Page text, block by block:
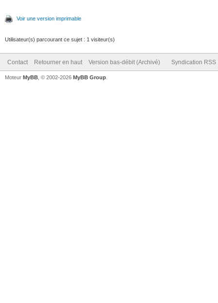
Voir une version imprimable
Utilisateur(s) parcourant ce sujet : 1 visiteur(s)
Contact Retourner en haut Version bas-débit (Archivé) Syndication RSS
Moteur MyBB , © 2002-2026 MyBB Group